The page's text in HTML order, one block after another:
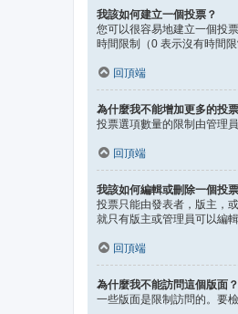
我該如何建立一個投票？
您可以很容易地建立一個投
時間限制（0 表示沒有時間
回頂端
為什麼我不能增加更多的投
投票選項數量的限制由管理
回頂端
我該如何編輯或刪除一個投
投票只能由發表者，版主，
就只有版主或管理員可以編
回頂端
為什麼我不能訪問這個版面？
一些版面是限制訪問的。要